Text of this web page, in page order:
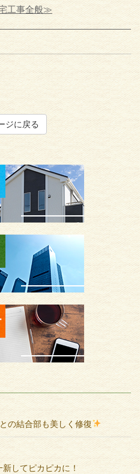
工事全般≫
ジに戻る
の結合部も美しく修復
してピカピカに！